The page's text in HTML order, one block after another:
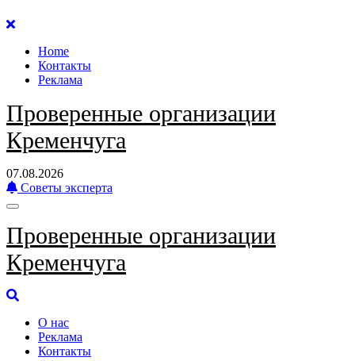
Перейти
содержанию
Home
Контакты
Реклама
Проверенные организации
Кременчуга
07.08.2026
Советы эксперта
Проверенные организации
Кременчуга
О нас
Реклама
Контакты